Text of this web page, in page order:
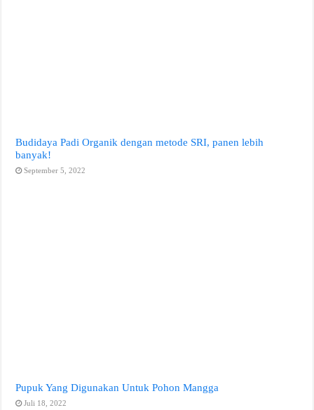
Budidaya Padi Organik dengan metode SRI, panen lebih
banyak!
September 5, 2022
Pupuk Yang Digunakan Untuk Pohon Mangga
Juli 18, 2022